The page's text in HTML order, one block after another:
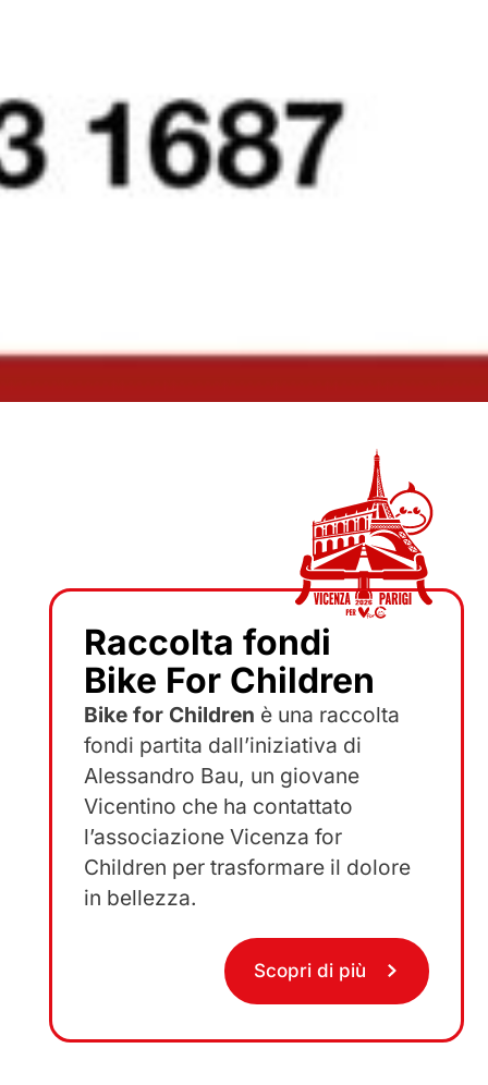
Paolo Cevoli
per Vicenza for Children
Prenota
Raccolta fondi
Bike For Children
Bike for Children è una raccolta
fondi partita dall’iniziativa di
Alessandro Bau, un giovane
Vicentino che ha contattato
l’associazione Vicenza for
Children per trasformare il dolore
in bellezza.
Scopri di più